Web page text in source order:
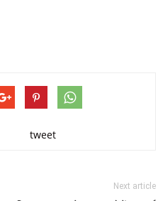
tweet
Next article